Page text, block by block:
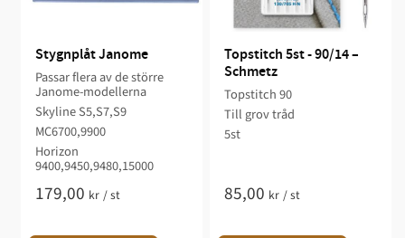
Stygnplåt Janome
Passar flera av de större
Janome-modellerna
Skyline S5,S7,S9
MC6700,9900
Horizon
9400,9450,9480,15000
179,00 kr /st
Topstitch 5st - 90/14 –
Schmetz
Topstitch 90
Till grov tråd
5st
85,00 kr /st